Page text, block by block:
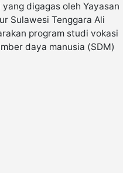
digagas oleh Yayasan
Sulawesi Tenggara Ali
program studi vokasi
daya manusia (SDM)